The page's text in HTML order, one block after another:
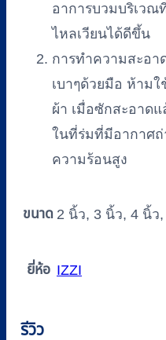
อาการบวมบริเวณ
ไหลเวียนได้ดีขึ้น
การทำความสะอ
เบาๆด้วยมือ ห้ามใ
ผ้า เมื่อซักสะอาด
ในที่ร่มที่มีอากาศถ่
ความร้อนสูง
ขนาด 2 นิ้ว, 3 นิ้ว, 4 นิ้ว
ยี่ห้อ IZZI
รีวิว